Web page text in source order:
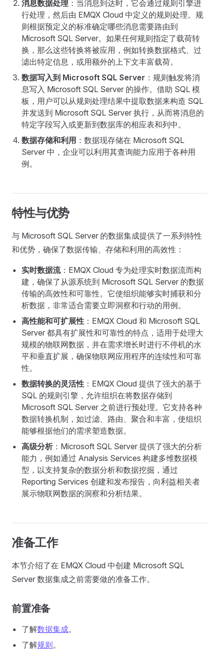
消息数据处理 ：当消息到达时，它会通过规则引擎进
行处理，然后由 EMQX Cloud 中定义的规则处理。规
则根据预定义的标准确定哪些消息需要路由到
Microsoft SQL Server。如果任何规则指定了载荷转
换，那么这些转换将被应用，例如转换数据格式、过
滤出特定信息，或用额外的上下文丰富载荷。
数据写入到 Microsoft SQL Server ：规则触发将消
息写入 Microsoft SQL Server 的操作。借助 SQL 模
板，用户可以从规则处理结果中提取数据来构造 SQL
并发送到 Microsoft SQL Server 执行，从而将消息的
特定字段写入或更新到数据库的相应表和列中。
数据存储和利用 ：数据现存储在 Microsoft SQL
Server 中，企业可以利用其查询能力应用于各种用
例。
特性与优势
与 Microsoft SQL Server 的数据集成提供了一系列特性
和优势，确保了数据传输、存储和利用的高效性：
实时数据流：EMQX Cloud 专为处理实时数据流而构
建，确保了从源系统到 Microsoft SQL Server 的数据
传输的高效性和可靠性。它使组织能够实时捕获和分
析数据，非常适合需要立即洞察和行动的用例。
高性能和可扩展性 ：EMQX Cloud 和 Microsoft SQL
Server 都具有扩展性和可靠性的特点，适用于处理大
规模的物联网数据，并在需求增长时进行不停机的水
平和垂直扩展，确保物联网应用程序的连续性和可靠
性。
数据转换的灵活性 ：EMQX Cloud 提供了强大的基于
SQL 的规则引擎，允许组织在将数据存储到
Microsoft SQL Server 之前进行预处理。它支持各种
数据转换机制，如过滤、路由、聚合和丰富，使组织
能够根据他们的需求塑造数据。
高级分析：Microsoft SQL Server 提供了强大的分析
能力，例如通过 Analysis Services 构建多维数据模
型，以支持复杂的数据分析和数据挖掘，通过
Reporting Services 创建和发布报告，向利益相关者
展示物联网数据的洞察和分析结果。
准备工作
本节介绍了在 EMQX Cloud 中创建 Microsoft SQL
Server 数据集成之前需要做的准备工作。
前置准备
了解数据集成。
了解规则。